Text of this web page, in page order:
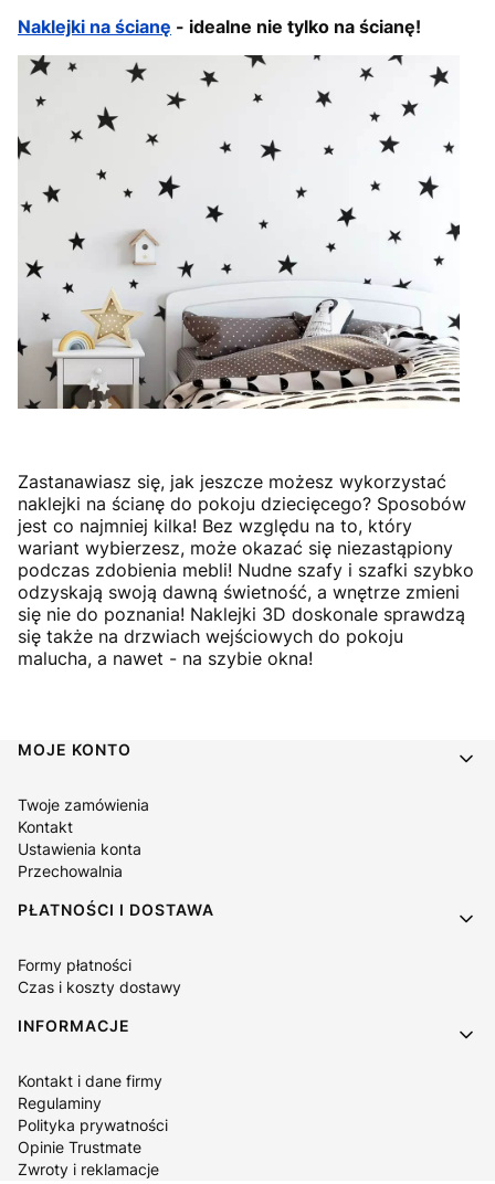
Naklejki na ścianę - idealne nie tylko na ścianę!
Zastanawiasz się, jak jeszcze możesz wykorzystać
naklejki na ścianę do pokoju dziecięcego? Sposobów
jest co najmniej kilka! Bez względu na to, który
wariant wybierzesz, może okazać się niezastąpiony
podczas zdobienia mebli! Nudne szafy i szafki szybko
odzyskają swoją dawną świetność, a wnętrze zmieni
się nie do poznania! Naklejki 3D doskonale sprawdzą
się także na drzwiach wejściowych do pokoju
malucha, a nawet - na szybie okna!
Linki w stopce
MOJE KONTO
Twoje zamówienia
Kontakt
Ustawienia konta
Przechowalnia
PŁATNOŚCI I DOSTAWA
Formy płatności
Czas i koszty dostawy
INFORMACJE
Kontakt i dane firmy
Regulaminy
Polityka prywatności
Opinie Trustmate
Zwroty i reklamacje